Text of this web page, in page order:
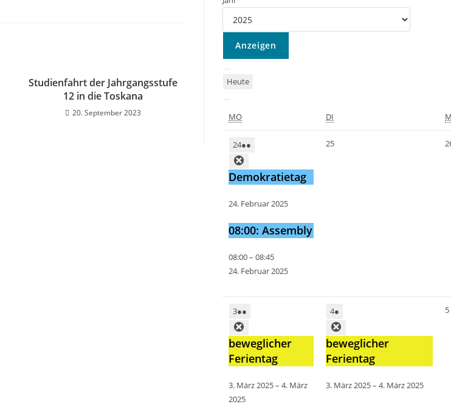
Studienfahrt der Jahrgangsstufe
12 in die Toskana
20. September 2023
Heute
MO DI
24●●
Demokratietag
24. Februar 2025
08:00: Assembly
08:00–08:45
24. Februar 2025
25
3●●
beweglicher
Ferientag
3. März 2025–4. März
2025
4●
beweglicher
Ferientag
3. März 2025–4. März 2025
5